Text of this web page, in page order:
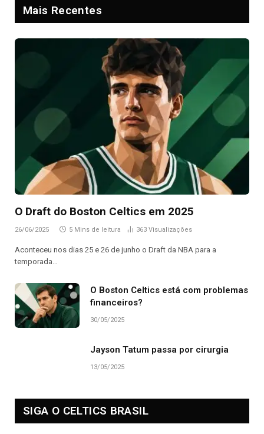
Mais Recentes
O Draft do Boston Celtics em 2025
26/06/2025 5 Mins de leitura 363 Visualizações
Aconteceu nos dias 25 e 26 de junho o Draft da NBA para a
temporada…
O Boston Celtics está com problemas
financeiros?
30/05/2025
Jayson Tatum passa por cirurgia
13/05/2025
SIGA O CELTICS BRASIL